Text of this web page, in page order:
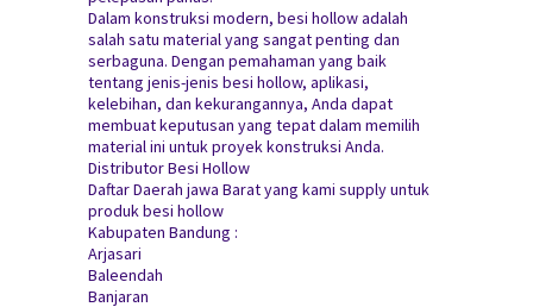
Dalam konstruksi modern, besi hollow adalah
salah satu material yang sangat penting dan
serbaguna. Dengan pemahaman yang baik
tentang jenis-jenis besi hollow, aplikasi,
kelebihan, dan kekurangannya, Anda dapat
membuat keputusan yang tepat dalam memilih
material ini untuk proyek konstruksi Anda.
Distributor Besi Hollow
Daftar Daerah jawa Barat yang kami supply untuk
produk besi hollow
Kabupaten Bandung :
Arjasari
Baleendah
Banjaran